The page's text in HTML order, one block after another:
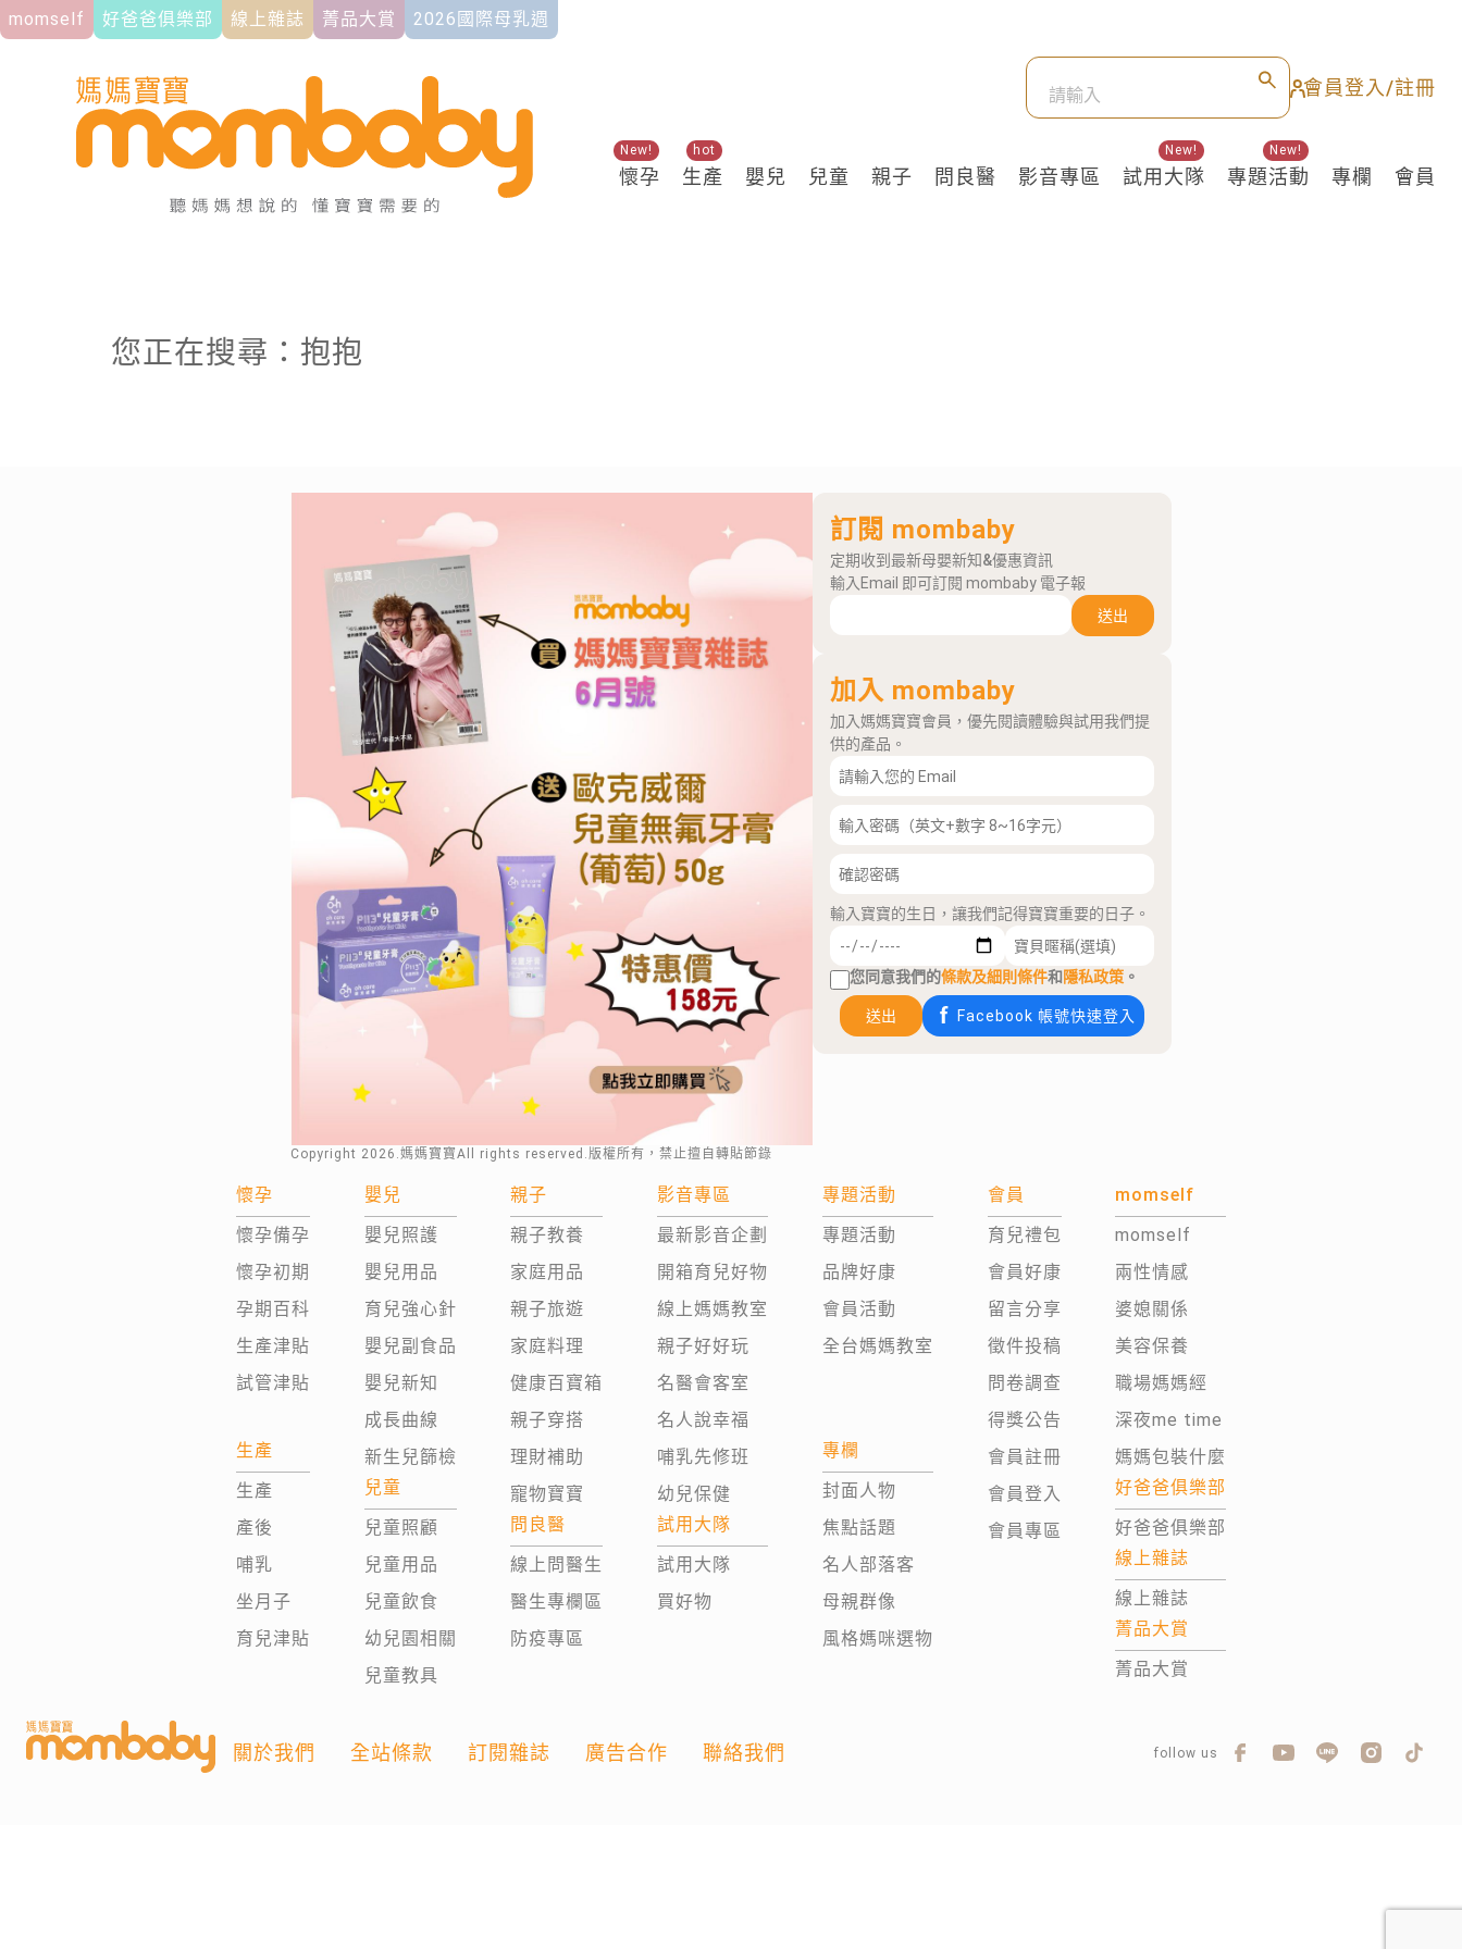
momself 好爸爸俱樂部 線上雜誌 菁品大賞 2026國際母乳週
會員登入/註冊
懷孕
New!
生產
hot
嬰兒 兒童 親子 問良醫 影音專區 試用大隊
New!
專題活動
New!
專欄 會員
關鍵熱搜
您正在搜尋：抱抱
Copyright 2026 .媽媽寶寶All rights reserved.版權所有，禁止擅自轉貼節錄
訂閱 mombaby
定期收到最新母嬰新知&優惠資訊
輸入Email 即可訂閱 mombaby 電子報
送出
加入 mombaby
加入媽媽寶寶會員，優先閱讀體驗與試用我們提
供的產品。
輸入寶寶的生日，讓我們記得寶寶重要的日子。
您同意我們的條款及細則條件和隱私政策 。
送出 Facebook 帳號快速登入
懷孕
懷孕備孕
懷孕初期
孕期百科
生產津貼
試管津貼
生產
生產
產後
哺乳
坐月子
育兒津貼
嬰兒
嬰兒照護
嬰兒用品
育兒強心針
嬰兒副食品
嬰兒新知
成長曲線
新生兒篩檢
兒童
兒童照顧
兒童用品
兒童飲食
幼兒園相關
兒童教具
親子
親子教養
家庭用品
親子旅遊
家庭料理
健康百寶箱
親子穿搭
理財補助
寵物寶寶
問良醫
線上問醫生
醫生專欄區
防疫專區
影音專區
最新影音企劃
開箱育兒好物
線上媽媽教室
親子好好玩
名醫會客室
名人說幸福
哺乳先修班
幼兒保健
試用大隊
試用大隊
買好物
專題活動
專題活動
品牌好康
會員活動
全台媽媽教室
專欄
封面人物
焦點話題
名人部落客
母親群像
風格媽咪選物
會員
育兒禮包
會員好康
留言分享
徵件投稿
問卷調查
得獎公告
會員註冊
會員登入
會員專區
momself
momself
兩性情感
婆媳關係
美容保養
職場媽媽經
深夜me time
媽媽包裝什麼
好爸爸俱樂部
好爸爸俱樂部
線上雜誌
線上雜誌
菁品大賞
菁品大賞
關於我們 全站條款 訂閱雜誌 廣告合作 聯絡我們 follow us